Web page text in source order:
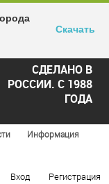
СДЕЛАНО В
РОССИИ. С 1988
ГОДА
Информация
Вход Регистрация
Скачать